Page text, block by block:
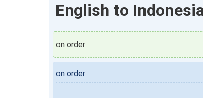
English to
on order
on order